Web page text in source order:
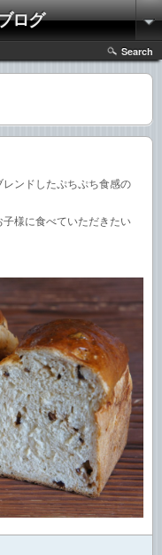
ログ
Search
ンドしたぷちぷち食感の
様に食べていただきたい